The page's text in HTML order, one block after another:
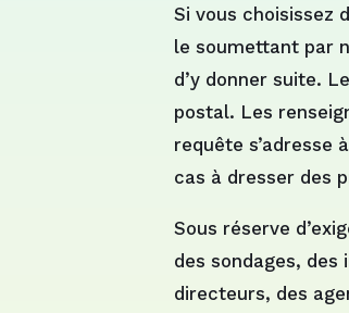
Si vous choisissez
le soumettant par
d’y donner suite.
postal. Les
requête s’adresse
cas à dresser des
Sous réserve
des sondages,
directeurs, des